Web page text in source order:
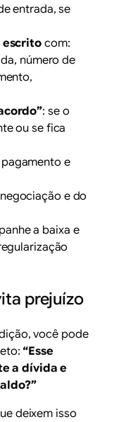
entrada, se
escritocom:
número de
: se o
ou se fica
e
e do
a baixa e
prejuízo
você pode
“Esse
a dívida e
deixem isso